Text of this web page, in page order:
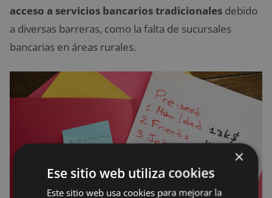
acceso a servicios bancarios tradicionales debido
a diversas barreras, como la falta de sucursales
bancarias en áreas rurales.
×
Ese sitio web utiliza cookies
Este sitio web usa cookies para mejorar la